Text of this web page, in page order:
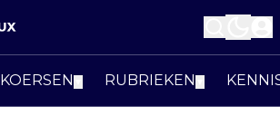
KOERSEN RUBRIEKEN